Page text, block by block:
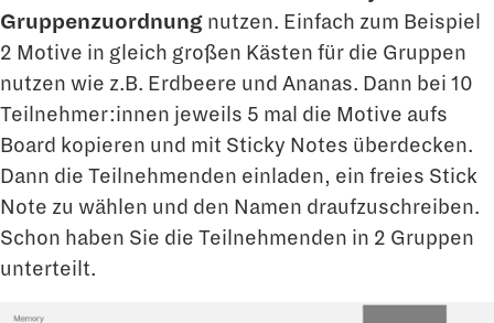
Gruppenzuordnung nutzen. Einfach zum Beispiel
2 Motive in gleich großen Kästen für die Gruppen
nutzen wie z.B. Erdbeere und Ananas. Dann bei 10
Teilnehmer:innen jeweils 5 mal die Motive aufs
Board kopieren und mit Sticky Notes überdecken.
Dann die Teilnehmenden einladen, ein freies Stick
Note zu wählen und den Namen draufzuschreiben.
Schon haben Sie die Teilnehmenden in 2 Gruppen
unterteilt.